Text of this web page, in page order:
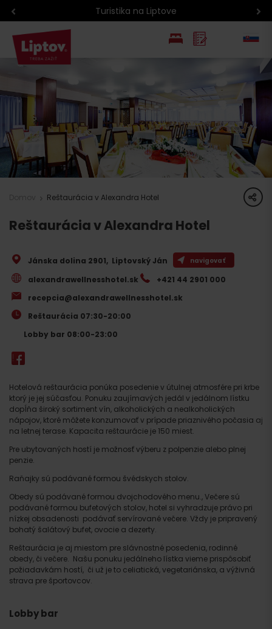
Turistika na Liptove
Reštaurácia v Alexandra Hotel share
Reštaurácia v Alexandra Hotel
Hotelová reštaurácia ponúka posedenie v útulnej atmosfére pri krbe
ktorý je jej súčasťou. Ponuku zaujímavých jedál v jedálnom lístku
dopĺňa široký sortiment vín, alkoholických a nealkoholických
nápojov, ktoré môžete konzumovať v prípade priaznivého počasia aj
na letnej terase. Kapacita reštaurácie je 150 miest.
Pre ubytovaných hostí je možnosť výberu z polpenzie alebo plnej
penzie.
Raňajky sú podávané formou švédskych stolov.
Obedy sú podávané formou dvojchodového menu., Večere sú
podávané formou bufetových stolov, hotel si vyhradzuje právo pri
nízkej obsadenosti podávať servírované večere. Vždy je pripravený
bohatý šalátový bufet, ovocie a dezerty.
Reštaurácia je aj miestom pre slávnostné posedenia, rodinné
obedy, či večere. Našu ponuku jedálneho lístka vieme prispôsobiť
požiadavkám hostí, či už je to celiatická, vegetariánska, a výživná
strava pre športovcov.
Lobby bar
Jánska dolina 2901, Liptovský Ján navigovať
alexandrawellnesshotel.sk
+421 44 2901 000
recepcia@alexandrawellnesshotel.sk
Reštaurácia 07:30-20:00
Lobby bar 08:00-23:00